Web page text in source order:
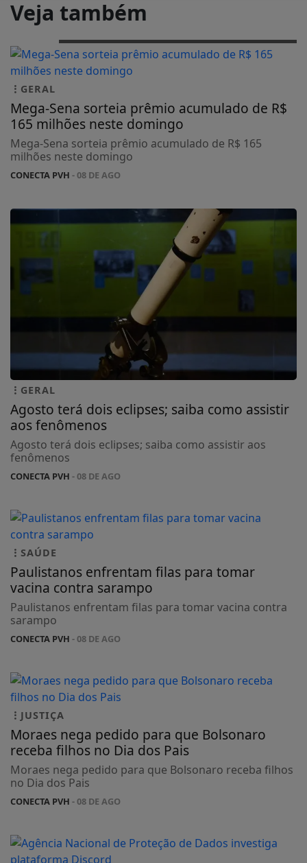
Veja também
GERAL
Mega-Sena sorteia prêmio acumulado de R$
165 milhões neste domingo
Mega-Sena sorteia prêmio acumulado de R$ 165
milhões neste domingo
CONECTA PVH - 08 DE AGO
GERAL
Agosto terá dois eclipses; saiba como assistir
aos fenômenos
Agosto terá dois eclipses; saiba como assistir aos
fenômenos
CONECTA PVH - 08 DE AGO
SAÚDE
Paulistanos enfrentam filas para tomar
vacina contra sarampo
Paulistanos enfrentam filas para tomar vacina contra
sarampo
CONECTA PVH - 08 DE AGO
JUSTIÇA
Moraes nega pedido para que Bolsonaro
receba filhos no Dia dos Pais
Moraes nega pedido para que Bolsonaro receba filhos
no Dia dos Pais
CONECTA PVH - 08 DE AGO